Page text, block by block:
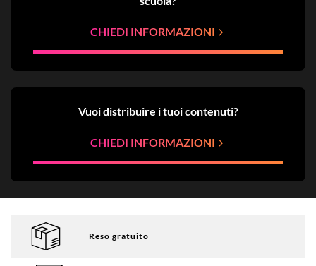
CHIEDI INFORMAZIONI
Vuoi distribuire i tuoi contenuti?
CHIEDI INFORMAZIONI
Reso gratuito